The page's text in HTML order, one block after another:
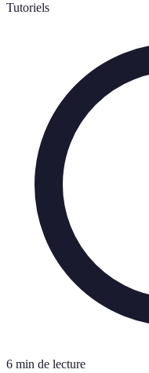
Tutoriels
6 min de lecture